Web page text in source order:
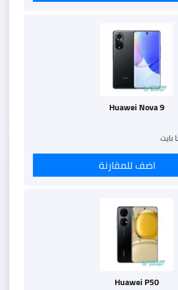
Huawei Nova 9
اضف للمقارنة
Huawei P50